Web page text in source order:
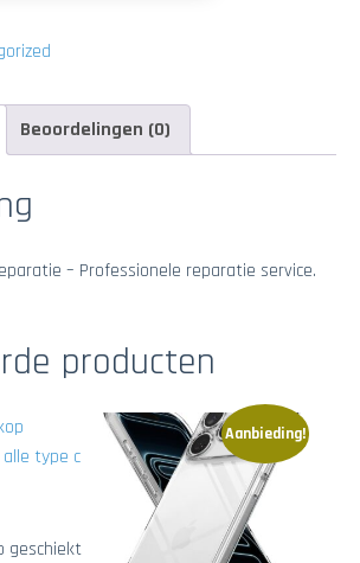
Beoordelingen (0)
– Professionele reparatie service.
producten
geschiekt
Aanbieding!